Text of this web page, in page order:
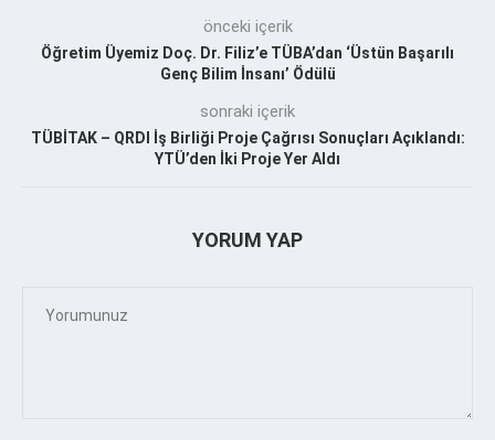
önceki içerik
Öğretim Üyemiz Doç. Dr. Filiz’e TÜBA’dan ‘Üstün Başarılı
Genç Bilim İnsanı’ Ödülü
sonraki içerik
TÜBİTAK – QRDI İş Birliği Proje Çağrısı Sonuçları Açıklandı:
YTÜ’den İki Proje Yer Aldı
YORUM YAP